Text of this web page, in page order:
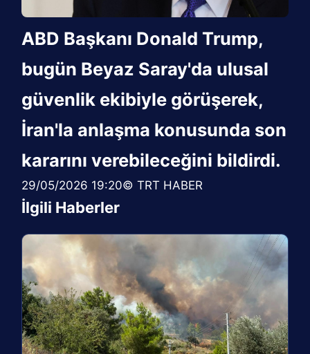
ABD Başkanı Donald Trump,
bugün Beyaz Saray'da ulusal
güvenlik ekibiyle görüşerek,
İran'la anlaşma konusunda son
kararını verebileceğini bildirdi.
29/05/2026 19:20© TRT HABER
İlgili Haberler